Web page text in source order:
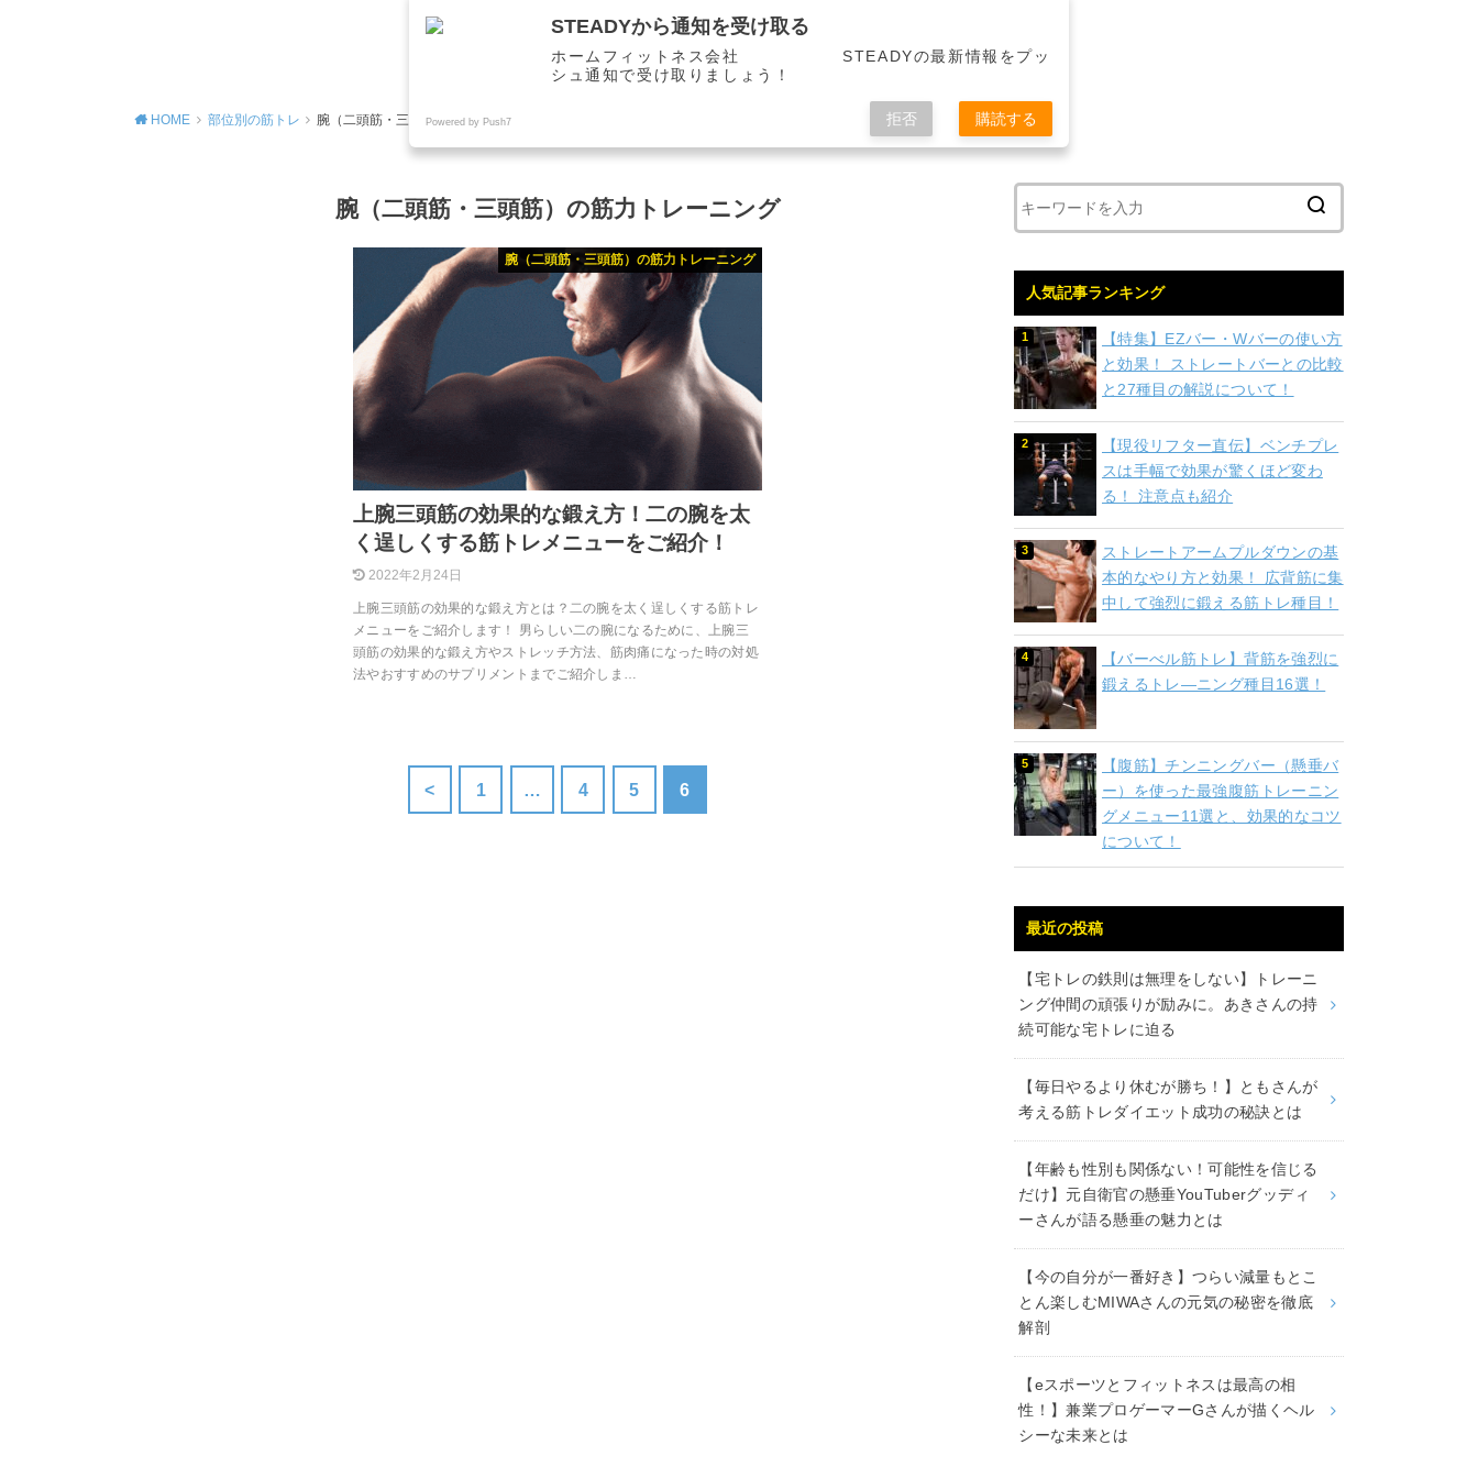
HOME 部位別の筋トレ 腕（二頭筋・三頭筋）の筋力トレーニング
腕（二頭筋・三頭筋）の筋力トレーニング
腕（二頭筋・三頭筋）の筋力トレーニング
上腕三頭筋の効果的な鍛え方！二の腕を太
く逞しくする筋トレメニューをご紹介！
2022年2月24日
上腕三頭筋の効果的な鍛え方とは？二の腕を太く逞しくする筋トレ
メニューをご紹介します！ 男らしい二の腕になるために、上腕三
頭筋の効果的な鍛え方やストレッチ方法、筋肉痛になった時の対処
法やおすすめのサプリメントまでご紹介しま…
< 1 … 4 5 6
人気記事ランキング
【特集】EZバー・Wバーの使い方
と効果！ ストレートバーとの比較
と27種目の解説について！
【現役リフター直伝】ベンチプレ
スは手幅で効果が驚くほど変わ
る！ 注意点も紹介
ストレートアームプルダウンの基
本的なやり方と効果！ 広背筋に集
中して強烈に鍛える筋トレ種目！
【バーべル筋トレ】背筋を強烈に
鍛えるトレ―ニング種目16選！
【腹筋】チンニングバー（懸垂バ
ー）を使った最強腹筋トレーニン
グメニュー11選と、効果的なコツ
について！
最近の投稿
【宅トレの鉄則は無理をしない】トレーニ
ング仲間の頑張りが励みに。あきさんの持
続可能な宅トレに迫る
【毎日やるより休むが勝ち！】ともさんが
考える筋トレダイエット成功の秘訣とは
【年齢も性別も関係ない！可能性を信じる
だけ】元自衛官の懸垂YouTuberグッディ
ーさんが語る懸垂の魅力とは
【今の自分が一番好き】つらい減量もとこ
とん楽しむMIWAさんの元気の秘密を徹底
解剖
【eスポーツとフィットネスは最高の相
性！】兼業プロゲーマーGさんが描くヘル
シーな未来とは
STEADYから通知を受け取る
ホームフィットネス会社 STEADYの最新情報をプッ
シュ通知で受け取りましょう！
Powered by Push7 拒否 購読する